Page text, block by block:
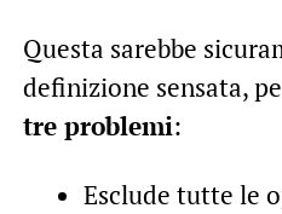
Questa sarebbe
definizione sensata,
tre problemi:
Esclude tutte le